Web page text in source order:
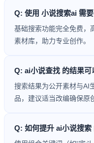
Q: 使用 小说搜索ai 需要
基础搜索功能完全免费，
素材库，助力专业创作。
Q: ai小说查找 的结果可
搜索结果为公开素材与AI
品，建议适当改编确保原
Q: 如何提升 ai小说搜索